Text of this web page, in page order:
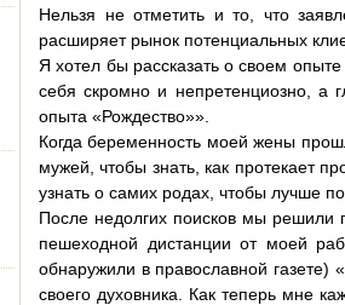
Нельзя не отметить и то, что
расширяет рынок потенциальных
Я хотел бы рассказать о своем
себя скромно и непретенциозно, а
опыта «Рождество»».
Когда беременность моей жены
мужей, чтобы знать, как протекает
узнать о самих родах, чтобы лучше
После недолгих поисков мы решили
пешеходной дистанции от моей
обнаружили в православной
своего духовника. Как теперь мне